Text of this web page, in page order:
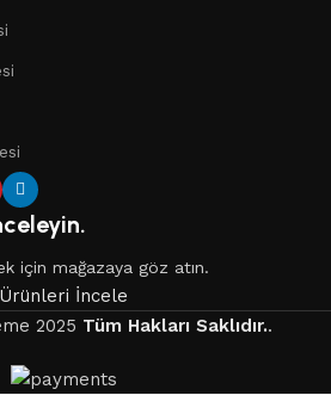
için mağazaya göz atın.
Ürünleri İncele
2025 Tüm Hakları Saklıdır..